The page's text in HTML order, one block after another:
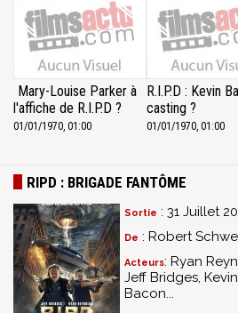
Mary-Louise Parker à
l'affiche de R.I.P.D ?
01/01/1970, 01:00
R.I.P.D : Kevin
casting ?
01/01/1970, 01:00
RIPD : BRIGADE FANTÔME
Sortie : 31 Juillet
De : Robert
Acteurs: Ryan
Jeff Bridges, Kevin
Bacon...